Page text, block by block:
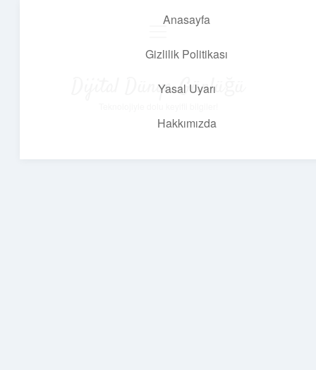
Anasayfa
Gizlilik Politikası
Yasal Uyarı
Hakkımızda
Dijital Dünya Günlüğü